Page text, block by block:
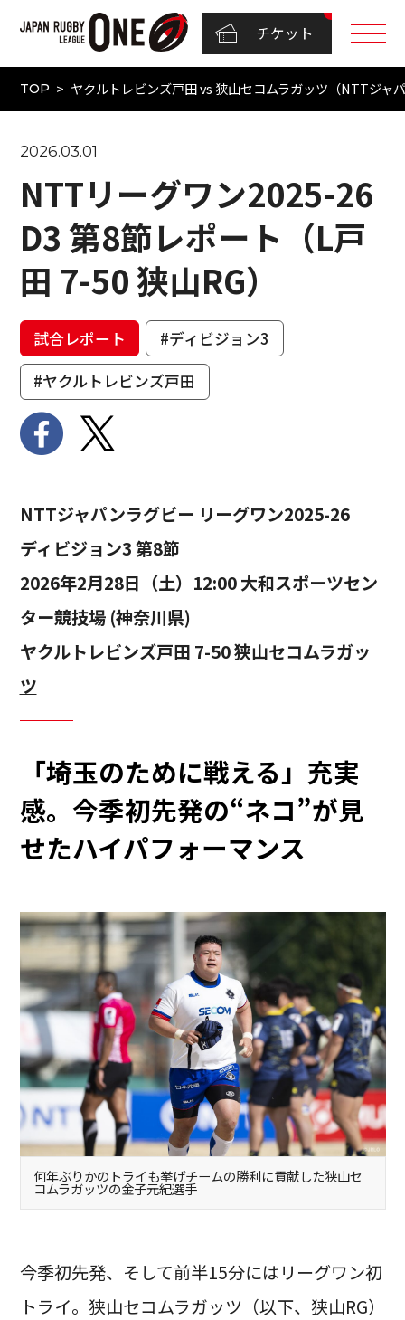
チケット
TOP ヤクルトレビンズ戸田 vs 狭山セコムラガッツ（NTTジ
2026.03.01
NTTリーグワン2025-26
D3 第8節レポート（L戸
田 7-50 狭山RG）
試合レポート
#ディビジョン3
#ヤクルトレビンズ戸田
NTTジャパンラグビー リーグワン2025-26
ディビジョン3 第8節
2026年2月28日（土）12:00 大和スポーツセン
ター競技場 (神奈川県)
ヤクルトレビンズ戸田 7-50 狭山セコムラガッ
ツ
「埼玉のために戦える」充実
感。今季初先発の“ネコ”が見
せたハイパフォーマンス
何年ぶりかのトライも挙げチームの勝利に貢献した狭山セ
コムラガッツの金子元紀選手
今季初先発、そして前半15分にはリーグワン初
トライ。狭山セコムラガッツ（以下、狭山RG）